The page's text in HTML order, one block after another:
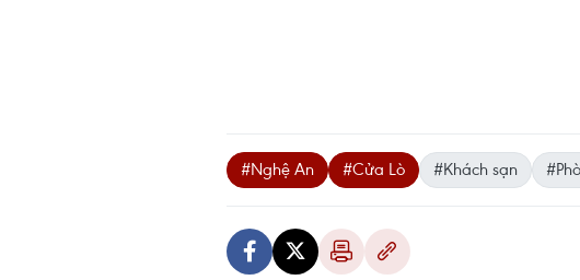
#Nghệ An #Cửa Lò #Khách sạn